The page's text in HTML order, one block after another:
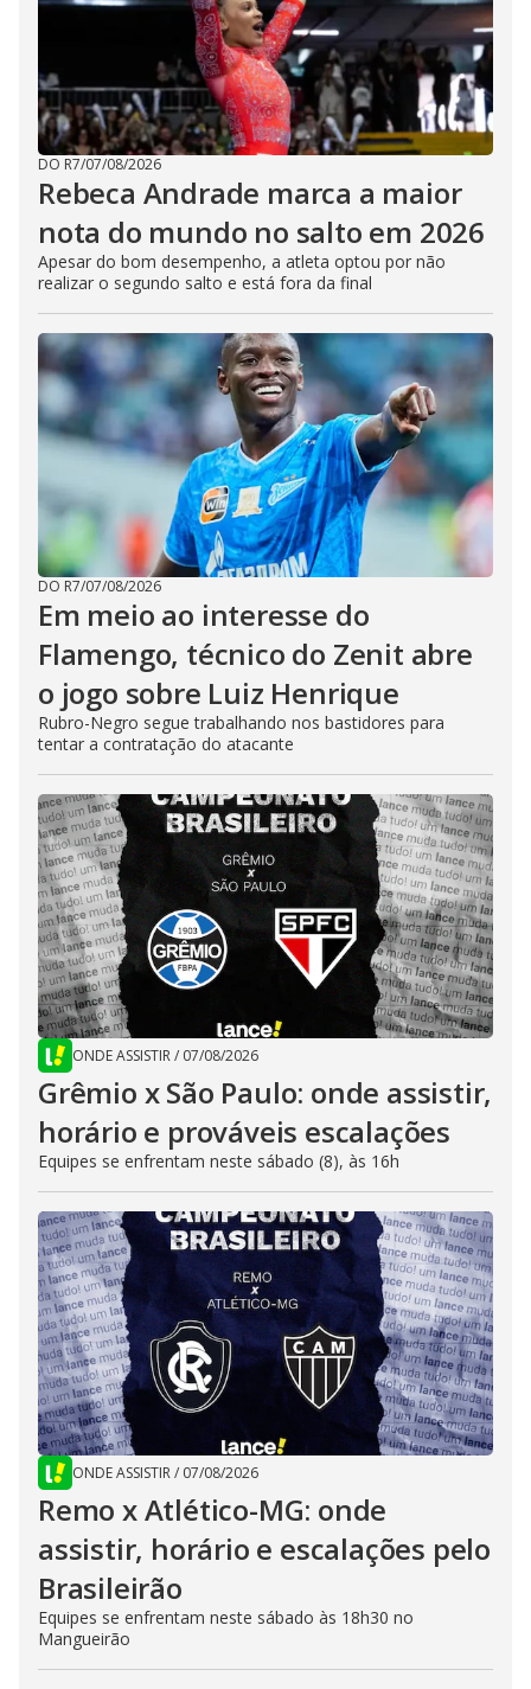
DO R7/07/08/2026
Rebeca Andrade marca a maior
nota do mundo no salto em 2026
Apesar do bom desempenho, a atleta optou por não
realizar o segundo salto e está fora da final
DO R7/07/08/2026
Em meio ao interesse do
Flamengo, técnico do Zenit abre
o jogo sobre Luiz Henrique
Rubro-Negro segue trabalhando nos bastidores para
tentar a contratação do atacante
ONDE ASSISTIR/ 07/08/2026
Grêmio x São Paulo: onde assistir,
horário e prováveis escalações
Equipes se enfrentam neste sábado (8), às 16h
ONDE ASSISTIR/ 07/08/2026
Remo x Atlético-MG: onde
assistir, horário e escalações pelo
Brasileirão
Equipes se enfrentam neste sábado às 18h30 no
Mangueirão